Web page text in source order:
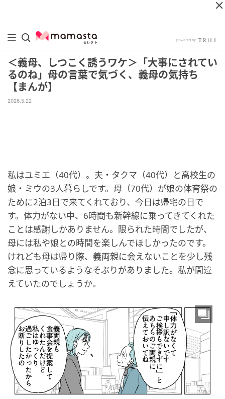
＜義母、しつこく誘うワケ＞「大事にされてい
るのね」母の言葉で気づく、義母の気持ち
【まんが】
2026.5.22
私はユミエ（40代）。夫・タクマ（40代）と高校生の
娘・ミウの3人暮らしです。母（70代）が娘の体育祭の
ために2泊3日で来てくれており、今日は帰宅の日で
す。体力がない中、6時間も新幹線に乗ってきてくれた
ことは感謝しかありません。限られた時間でしたが、
母には私や娘との時間を楽しんでほしかったのです。
けれども母は帰り際、義両親に会えないことを少し残
念に思っているようなそぶりがありました。私が間違
えていたのでしょうか。